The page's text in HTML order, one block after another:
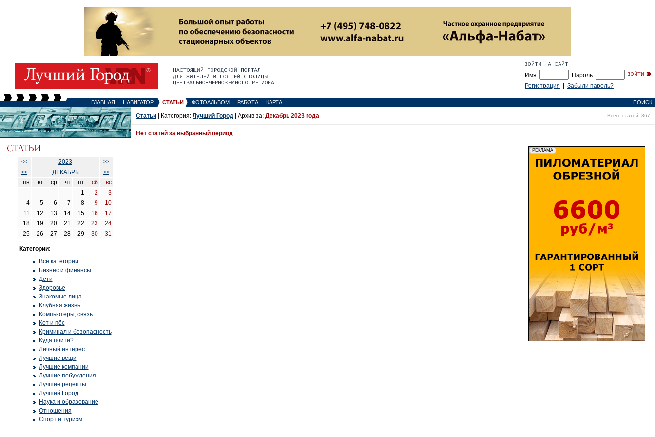
Имя:
Пароль:
Регистрация
Забыли пароль?
ГЛАВНАЯ НАВИГАТОР СТАТЬИ ФОТОАЛЬБОМ РАБОТА КАРТА ПОИСК
<< 2023
>>
<<
ДЕКАБРЬ >>
пн вт ср чт пт сб
вс
1
2
3
4
5 6 7 8 9
10
11
12 13 14 15 16
17
18
19 20 21 22 23
24
25
26 27 28 29 30 31
Категории:
Все категории
Бизнес и финансы
Дети
Здоровье
Знакомые лица
Клубная жизнь
Компьютеры, связь
Кот и пёс
Криминал и безопасность
Куда пойти?
Личный интерес
Лучшие вещи
Лучшие компании
Лучшие побуждения
Лучшие рецепты
Лучший Город
Наука и образование
Отношения
Спорт и туризм
Статьи | Категория: Лучший Город | Архив за: Декабрь 2023 года Всего статей: 367
Нет статей за выбранный период